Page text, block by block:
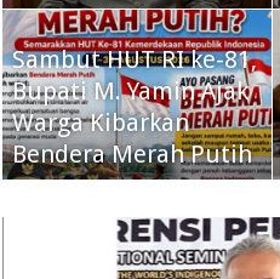
Sambut HUT RI ke-81,
Bupati M. Yamin Ajak
Warga Kibarkan
Bendera Merah Putih